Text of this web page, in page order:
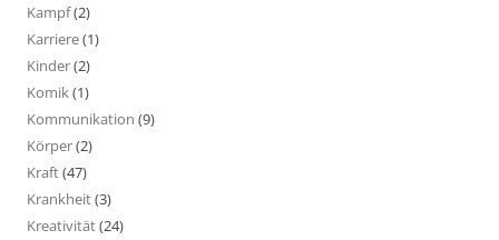
Kampf(2)
Karriere(1)
Kinder(2)
Komik(1)
Kommunikation (9)
Körper(2)
Kraft(47)
Krankheit(3)
Kreativität(24)